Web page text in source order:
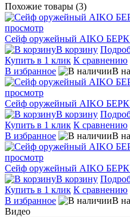
Похожие товары (3)
просмотр
Сейф оружейный AIKO
В корзину
Купить в 1 клик К сравнению
В избранное
В
просмотр
Сейф оружейный AIKO
В корзину
Купить в 1 клик К сравнению
В избранное
В
просмотр
Сейф оружейный AIKO
В корзину
Купить в 1 клик К сравнению
В избранное
В
Видео